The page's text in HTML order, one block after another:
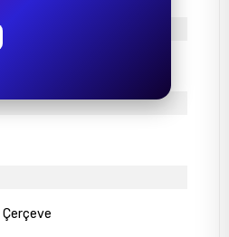
Çerçeve